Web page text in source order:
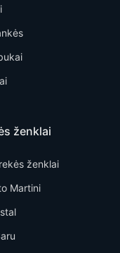
ženklai
ženklai
Martini